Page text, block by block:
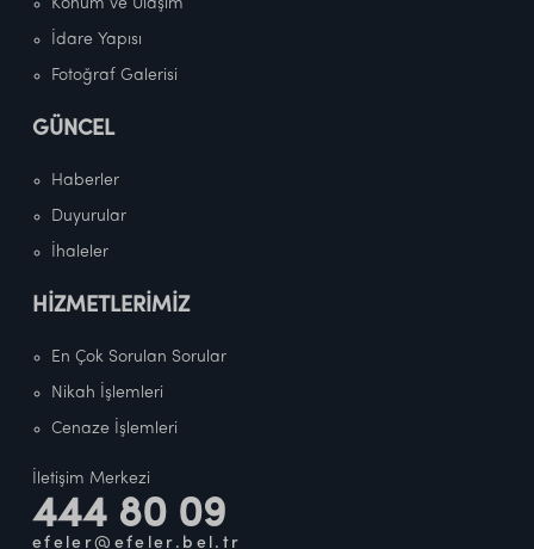
Konum ve Ulaşım
İdare Yapısı
Fotoğraf Galerisi
GÜNCEL
Haberler
Duyurular
İhaleler
HİZMETLERİMİZ
En Çok Sorulan Sorular
Nikah İşlemleri
Cenaze İşlemleri
İletişim Merkezi
444 80 09
efeler@efeler.bel.tr